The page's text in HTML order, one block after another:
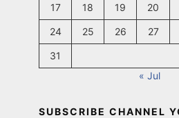
17 18 19 20
24 25 26 27
31
« Jul
SUBSCRIBE CHANNEL